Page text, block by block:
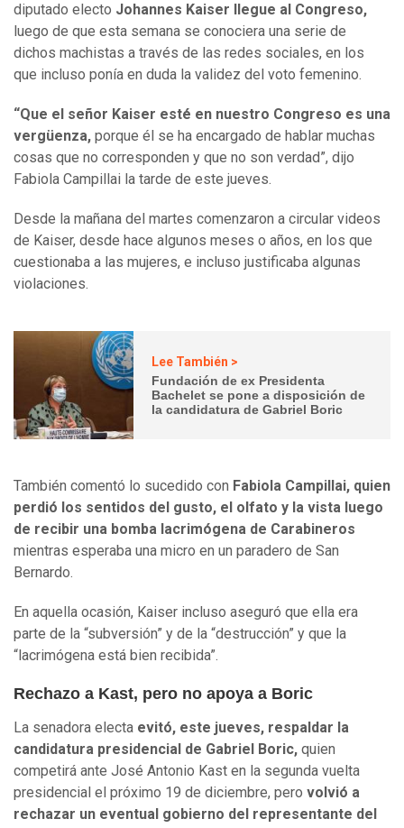
diputado electo Johannes Kaiser llegue al Congreso,
luego de que esta semana se conociera una serie de
dichos machistas a través de las redes sociales, en los
que incluso ponía en duda la validez del voto femenino.
“Que el señor Kaiser esté en nuestro Congreso es una
vergüenza, porque él se ha encargado de hablar muchas
cosas que no corresponden y que no son verdad”, dijo
Fabiola Campillai la tarde de este jueves.
Desde la mañana del martes comenzaron a circular videos
de Kaiser, desde hace algunos meses o años, en los que
cuestionaba a las mujeres, e incluso justificaba algunas
violaciones.
Lee También >
Fundación de ex Presidenta
Bachelet se pone a disposición de
la candidatura de Gabriel Boric
También comentó lo sucedido con Fabiola Campillai, quien
perdió los sentidos del gusto, el olfato y la vista luego
de recibir una bomba lacrimógena de Carabineros
mientras esperaba una micro en un paradero de San
Bernardo.
En aquella ocasión, Kaiser incluso aseguró que ella era
parte de la “subversión” y de la “destrucción” y que la
“lacrimógena está bien recibida”.
Rechazo a Kast, pero no apoya a Boric
La senadora electa evitó, este jueves, respaldar la
candidatura presidencial de Gabriel Boric, quien
competirá ante José Antonio Kast en la segunda vuelta
presidencial el próximo 19 de diciembre, pero volvió a
rechazar un eventual gobierno del representante del